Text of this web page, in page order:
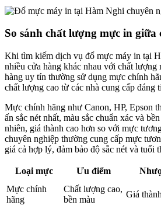
So sánh chất lượng mực in giữa
Khi tìm kiếm dịch vụ đổ mực máy in tại
nhiều cửa hàng khác nhau với chất lượng
hàng uy tín thường sử dụng mực chính
chất lượng cao từ các nhà cung cấp đáng
Mực chính hãng như Canon, HP, Epson
ấn sắc nét nhất, màu sắc chuẩn xác và
nhiên, giá thành cao hơn so với mực
chuyên nghiệp thường cung cấp mực
giá cả hợp lý, đảm bảo độ sắc nét và tuổi
Loại mực Ưu điểm
Mực chính
hãng
Chất lượng cao,
bền màu
Giá